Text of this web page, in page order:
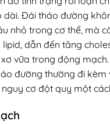
dài. Đái tháo đường
nhỏ trong cơ thể, mà
dẫn đến tăng
vữa trong động
đường thường đi kèm
cơ đột quỵ một